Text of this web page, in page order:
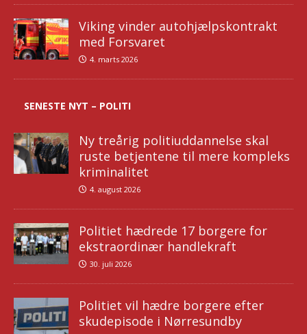
Viking vinder autohjælpskontrakt
med Forsvaret
4. marts 2026
SENESTE NYT – POLITI
Ny treårig politiuddannelse skal
ruste betjentene til mere kompleks
kriminalitet
4. august 2026
Politiet hædrede 17 borgere for
ekstraordinær handlekraft
30. juli 2026
Politiet vil hædre borgere efter
skudepisode i Nørresundby